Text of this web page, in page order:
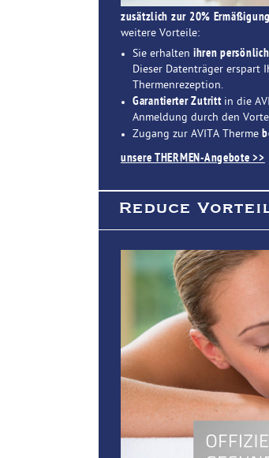
zusätzlich zur 20% Ermäßigung
weitere Vorteile:
Sie erhalten ihren
Dieser Datenträger erspart
Thermenrezeption.
Garantierter Zutrittin die
Anmeldung durch den
Zugang zur AVITA Therme
unsere THERMEN-Angebote >>
Reduce